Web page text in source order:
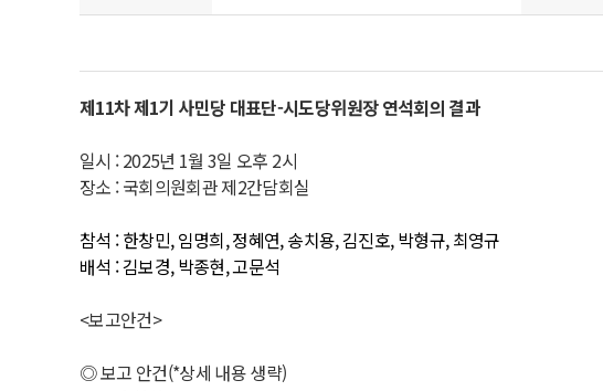
제11차 제1기 사민당 대표단-시도당위원장 연석회의 결과
일시 : 2025년 1월 3일 오후 2시
장소 : 국회의원회관 제2간담회실
참석 : 한창민, 임명희, 정혜연, 송치용, 김진호, 박형규, 최영규
배석 : 김보경, 박종현, 고문석
<보고안건>
◎ 보고 안건(*상세 내용 생략)